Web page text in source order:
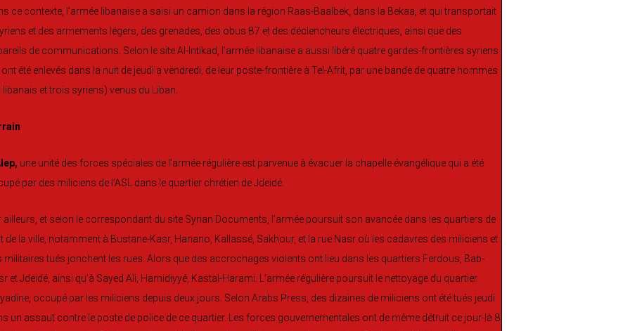
ce contexte, l’armée libanaise a saisi un camion dans la région Raas-Baalbek, dans la Bekaa, et qui transportait
et des armements légers, des grenades, des obus B7 et des déclencheurs électriques, ainsi que des
de communications. Selon le site Al-Intikad, l’armée libanaise a aussi libéré quatre gardes-frontières syriens
ont été enlevés dans la nuit de jeudi a vendredi, de leur poste-frontière à Tel-Afrit, par une bande de quatre hommes
libanais et trois syriens) venus du Liban.
une unité des forces spéciales de l’armée régulière est parvenue à évacuer la chapelle évangélique qui a été
par des miliciens de l’ASL dans le quartier chrétien de Jdeidé.
ailleurs, et selon le correspondant du site Syrian Documents, l’armée poursuit son avancée dans les quartiers de
de la ville, notamment à Bustane-Kasr, Hanano, Kallassé, Sakhour, et la rue Nasr où les cadavres des miliciens et
militaires tués jonchent les rues. Alors que des accrochages violents ont lieu dans les quartiers Ferdous, Bab-
et Jdeidé, ainsi qu’à Sayed Ali, Hamidiyyé, Kastal-Harami. L’armée régulière poursuit le nettoyage du quartier
occupé par les miliciens depuis deux jours. Selon Arabs Press, des dizaines de miliciens ont été tués jeudi
un assaut contre le poste de police de ce quartier. Les forces gouvernementales ont de même détruit ce jour-là 8